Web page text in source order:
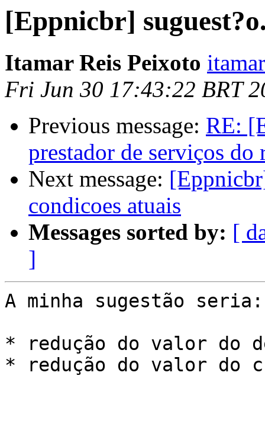
[Eppnicbr]
Itamar Reis Peixoto
Fri Jun 30 17:43:22 BRT
Previous message: RE:
prestador de serviços do
Next message:
condicoes atuais
Messages sorted by: [
]
A minha sugestão seria:
* redução do valor do
* redução do valor do